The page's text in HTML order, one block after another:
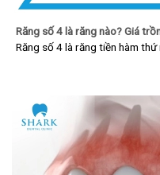
Răng số 4 là răng nào? Giá
Răng số 4 là răng tiền hàm thứ